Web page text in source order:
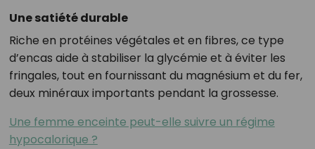
Une satiété durable
Riche en protéines végétales et en fibres, ce type
d’encas aide à stabiliser la glycémie et à éviter les
fringales, tout en fournissant du magnésium et du fer,
deux minéraux importants pendant la grossesse.
Une femme enceinte peut-elle suivre un régime
hypocalorique ?